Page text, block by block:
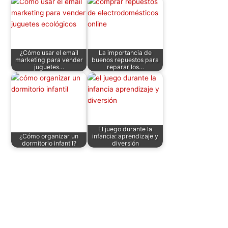
¿Cómo usar el email
marketing para vender
juguetes…
La importancia de
buenos repuestos para
reparar los…
¿Cómo organizar un
dormitorio infantil?
El juego durante la
infancia: aprendizaje y
diversión